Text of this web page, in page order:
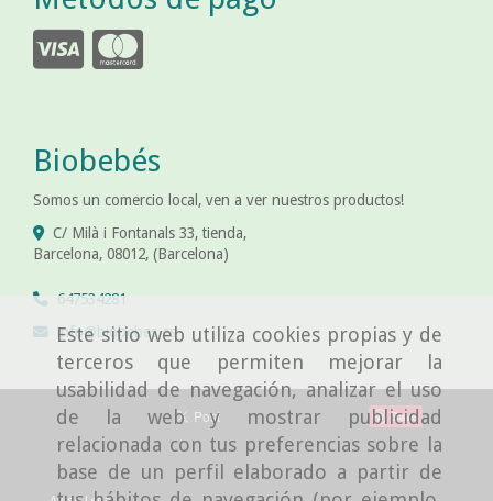
Este sitio web utiliza cookies propias y de
terceros que permiten mejorar la
usabilidad de navegación, analizar el uso
de la web y mostrar publicidad
relacionada con tus preferencias sobre la
base de un perfil elaborado a partir de
Biobebés
Somos un comercio local, ven a ver nuestros productos!
C/ Milà i Fontanals 33, tienda,
Barcelona, 08012, (Barcelona)
647534281
info
biobebes.es
Save